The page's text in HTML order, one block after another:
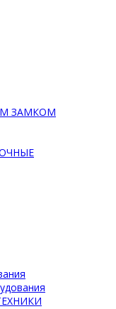
ЗАМКОМ